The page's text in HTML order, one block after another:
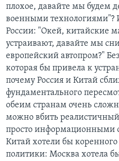
плохое, давайте мы будем
военными технологиями"?
России: "Окей, китайские
устраивают, давайте мы
европейский автопром?"
которая бы привела к
почему Россия и Китай
фундаментального
обеим странам очень
можно вбить
просто информационными
Китай хотели бы
политики: Москва хотела